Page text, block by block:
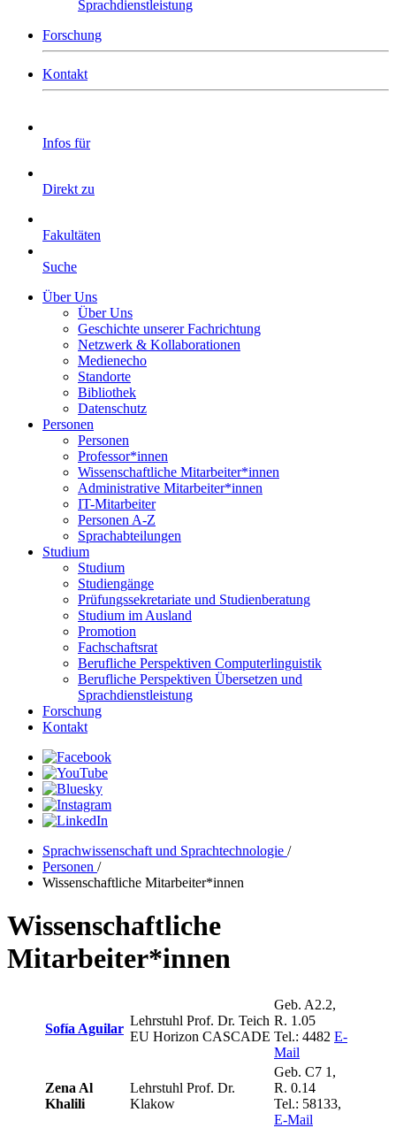
Sprachdienstleistung
Forschung
Kontakt
Infos für
Direkt zu
Fakultäten
Suche
Über Uns
Über Uns
Geschichte unserer Fachrichtung
Netzwerk & Kollaborationen
Medienecho
Standorte
Bibliothek
Datenschutz
Personen
Personen
Professor*innen
Wissenschaftliche Mitarbeiter*innen
Administrative Mitarbeiter*innen
IT-Mitarbeiter
Personen A-Z
Sprachabteilungen
Studium
Studium
Studiengänge
Prüfungssekretariate und Studienberatung
Studium im Ausland
Promotion
Fachschaftsrat
Berufliche Perspektiven Computerlinguistik
Berufliche Perspektiven Übersetzen und
Sprachdienstleistung
Forschung
Kontakt
Sprachwissenschaft und Sprachtechnologie /
Personen /
Wissenschaftliche Mitarbeiter*innen
Wissenschaftliche
Mitarbeiter*innen
Sofía Aguilar
Lehrstuhl Prof. Dr. Teich
EU Horizon CASCADE
Geb. A2.2,
R. 1.05
Tel.: 4482 E-
Mail
Zena Al
Khalili
Lehrstuhl Prof. Dr.
Klakow
Geb. C7 1,
R. 0.14
Tel.: 58133,
E-Mail